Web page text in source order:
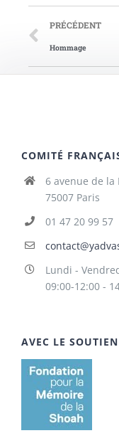
PRÉCÉDENT
Hommage
COMITÉ
6 avenue de
75007 Paris
01 47 20 99 57
Lundi -
09:00-12:00 -
AVEC LE